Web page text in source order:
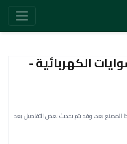
الكهربائية -
المصنع بعد، وقد يتم تحديث بعض التفاصيل بعد